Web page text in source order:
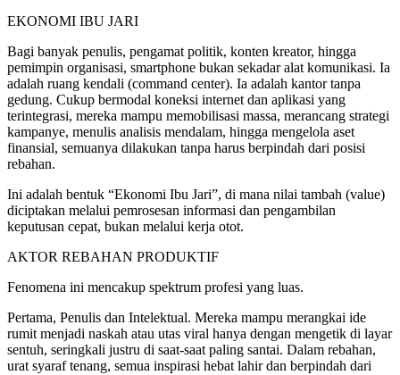
​EKONOMI IBU JARI
​Bagi banyak penulis, pengamat politik, konten kreator, hingga
pemimpin organisasi, smartphone bukan sekadar alat komunikasi. Ia
adalah ruang kendali (command center). Ia adalah kantor tanpa
gedung. Cukup bermodal koneksi internet dan aplikasi yang
terintegrasi, mereka mampu memobilisasi massa, merancang strategi
kampanye, menulis analisis mendalam, hingga mengelola aset
finansial, semuanya dilakukan tanpa harus berpindah dari posisi
rebahan.
​Ini adalah bentuk “Ekonomi Ibu Jari”, di mana nilai tambah (value)
diciptakan melalui pemrosesan informasi dan pengambilan
keputusan cepat, bukan melalui kerja otot.
AKTOR REBAHAN PRODUKTIF
Fenomena ini mencakup spektrum profesi yang luas.
Pertama, ​Penulis dan Intelektual. Mereka mampu merangkai ide
rumit menjadi naskah atau utas viral hanya dengan mengetik di layar
sentuh, seringkali justru di saat-saat paling santai. Dalam rebahan,
urat syaraf tenang, semua inspirasi hebat lahir dan berpindah dari